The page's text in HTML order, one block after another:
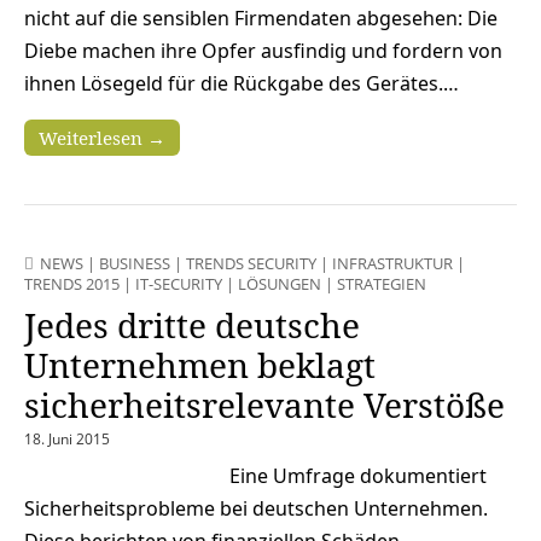
nicht auf die sensiblen Firmendaten abgesehen: Die
Diebe machen ihre Opfer ausfindig und fordern von
ihnen Lösegeld für die Rückgabe des Gerätes.…
Weiterlesen →
NEWS | BUSINESS | TRENDS SECURITY | INFRASTRUKTUR |
TRENDS 2015 | IT-SECURITY | LÖSUNGEN | STRATEGIEN
Jedes dritte deutsche
Unternehmen beklagt
sicherheitsrelevante Verstöße
18. Juni 2015
Eine Umfrage dokumentiert
Sicherheitsprobleme bei deutschen Unternehmen.